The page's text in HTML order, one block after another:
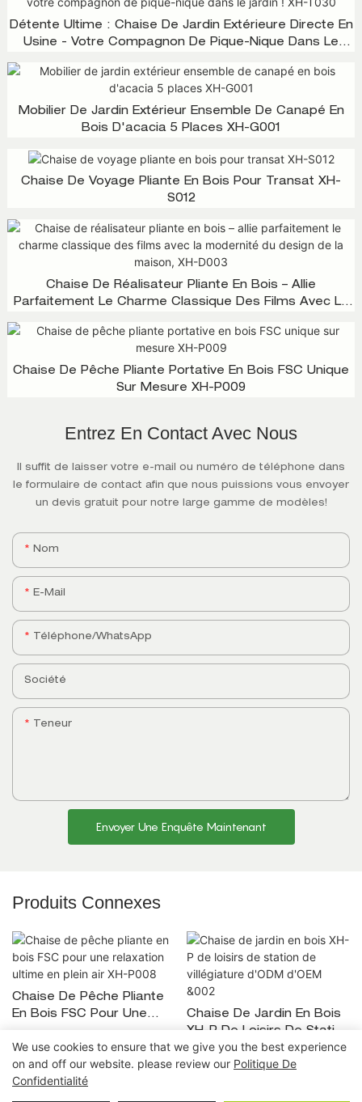
Détente Ultime : Chaise De Jardin Extérieure Directe En
Usine - Votre Compagnon De Pique-Nique Dans Le
Mobilier De Jardin Extérieur Ensemble De Canapé En
Bois D'acacia 5 Places XH-G001
Chaise De Voyage Pliante En Bois Pour Transat XH-
S012
Chaise De Réalisateur Pliante En Bois – Allie
Parfaitement Le Charme Classique Des Films Avec La
Chaise De Pêche Pliante Portative En Bois FSC Unique
Sur Mesure XH-P009
Entrez En Contact Avec Nous
Il suffit de laisser votre e-mail ou numéro de téléphone dans
le formulaire de contact afin que nous puissions vous envoyer
un devis gratuit pour notre large gamme de modèles!
Nom
E-Mail
Téléphone/WhatsApp
Société
Teneur
Envoyer Une Enquête Maintenant
Produits Connexes
Chaise De Pêche Pliante
En Bois FSC Pour Une
Air XH-P008
Chaise De Jardin En Bois
XH-P De Loisirs De Station
De Villégiature D'ODM
D'OEM &002
Copyright © 2026 Ningbo Xuanheng extérieur&Appareils
We use cookies to ensure that we give you the best experience
on and off our website. please review our Politique De
Confidentialité